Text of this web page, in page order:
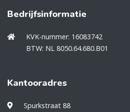
Bedrijfsinformatie
KVK-nummer: 16083742
BTW: NL 8050.64.680.B01
Kantooradres
Spurkstraat 88